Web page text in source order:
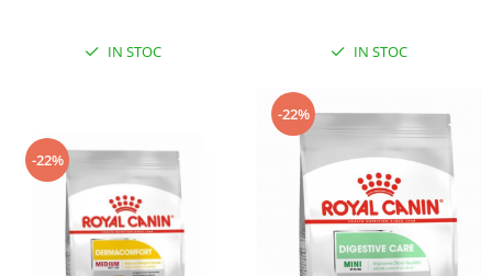
IN STOC IN STOC
-22%
-22%